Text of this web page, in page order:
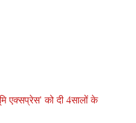
एक्सप्रेस' को दी 4सालों के